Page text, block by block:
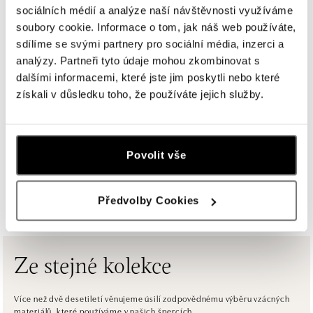
sociálních médií a analýze naší návštěvnosti využíváme
soubory cookie. Informace o tom, jak náš web používáte,
sdílíme se svými partnery pro sociální média, inzerci a
analýzy. Partneři tyto údaje mohou zkombinovat s
dalšími informacemi, které jste jim poskytli nebo které
získali v důsledku toho, že používáte jejich služby.
Povolit vše
Předvolby Cookies
ALOve Westfield Černý most, Praha 9
Chlumecká 765/6, 198 19 Praha 9
tel.: +420735703904
dnes otevřeno od 09:00
Roztylská 2321/19, 148 00 Praha 4 - Chodov
tel.: +420730524389
dnes otevřeno od 09:00
ALOve OC Aupark, Bratislava
ALOve OC Eurovea, Bratislava
Pribinova 8, 811 09 Bratislava
Ze stejné kolekce
Více než dvě desetiletí věnujeme úsilí zodpovědnému výběru vzácných
materiálů, které používáme v našich špercích.